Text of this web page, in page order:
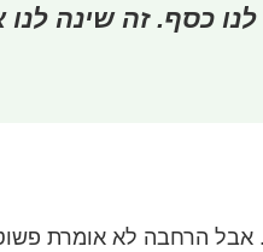
כסף. זה שינה
אבל הרחבה לא אומרת